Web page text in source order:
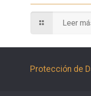
Leer
Protección de